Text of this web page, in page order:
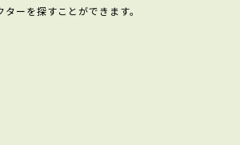
ーを探すことができます。